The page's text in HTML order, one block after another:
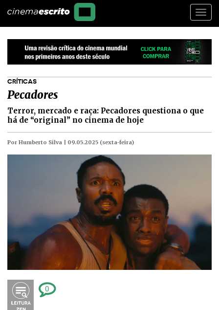
CRÍTICAS
Pecadores
Terror, mercado e raça: Pecadores questiona o que
há de “original” no cinema de hoje
Por Humberto Silva | 09.05.2025 (sexta-feira)
0